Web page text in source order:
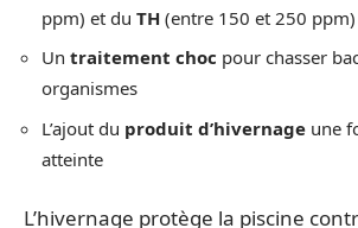
ppm) et du TH (entre 150 et 250 ppm)
Un traitement choc pour chasser
organismes
L’ajout du produit d’hivernage une
atteinte
L’hivernage protège la piscine